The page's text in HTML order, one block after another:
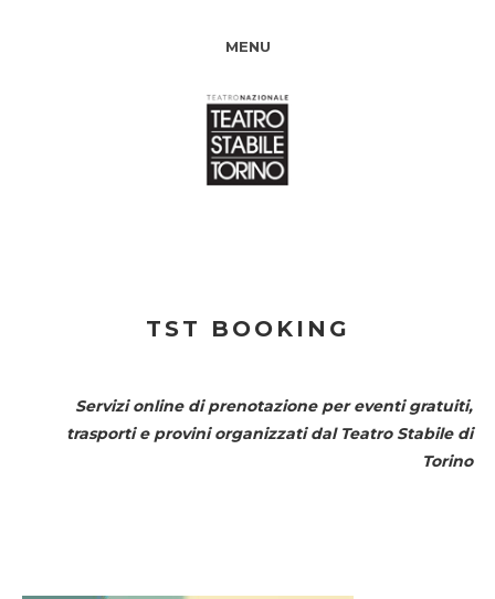
MENU
TST BOOKING
Servizi online di prenotazione per eventi gratuiti,
trasporti e provini organizzati dal Teatro Stabile di
Torino